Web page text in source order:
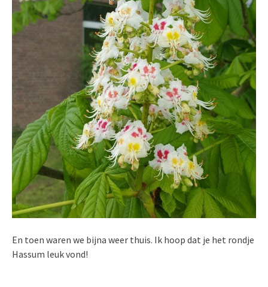
En toen waren we bijna weer thuis. Ik hoop dat je het rondje
Hassum leuk vond!